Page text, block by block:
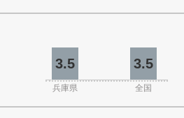
3.5 3.5
兵庫県 全国